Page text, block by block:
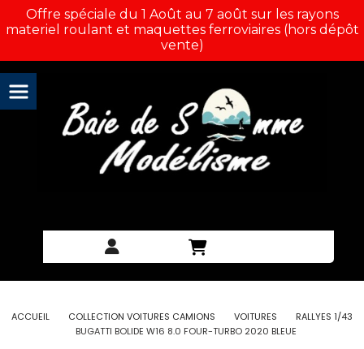
Offre spéciale du 1 Août au 7 août sur les rayons
materiel roulant et maquettes ferroviaires (hors dépôt
vente)
ACCUEIL COLLECTION VOITURES CAMIONS VOITURES
RALLYES 1/43
BUGATTI BOLIDE W16 8.0 FOUR-TURBO 2020 BLEUE
Panneau de gestion des cookies